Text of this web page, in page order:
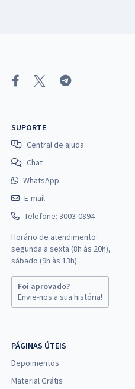
SUPORTE
Central de ajuda
Chat
WhatsApp
E-mail
Telefone: 3003-0894
Horário de atendimento:
segunda a sexta (8h às 20h),
sábado (9h às 13h).
Foi aprovado?
Envie-nos a sua história!
PÁGINAS ÚTEIS
Depoimentos
Material Grátis